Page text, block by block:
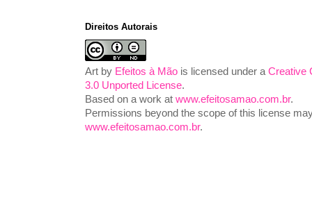
Direitos Autorais
Art by Efeitos à Mão is licensed under a Creative
3.0 Unported License.
Based on a work at www.efeitosamao.com.br.
Permissions beyond the scope of this license
www.efeitosamao.com.br.